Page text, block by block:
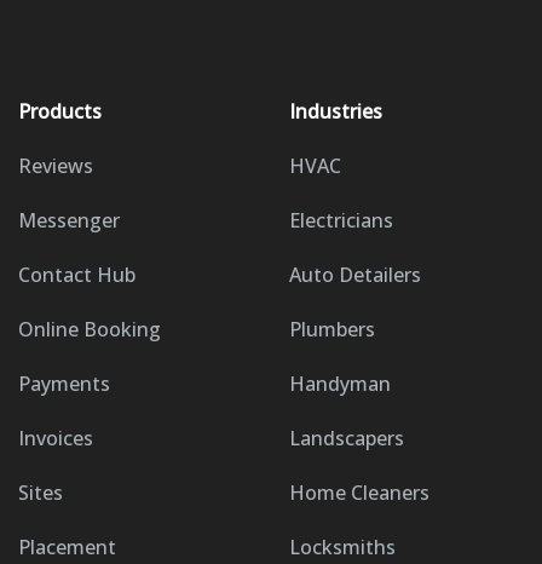
Products
Reviews
Messenger
Contact Hub
Online Booking
Payments
Invoices
Sites
Placement
Industries
HVAC
Electricians
Auto Detailers
Plumbers
Handyman
Landscapers
Home Cleaners
Locksmiths